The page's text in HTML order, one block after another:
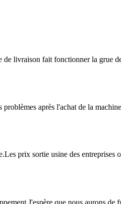
livraison fait fonctionner la grue
après l'achat de la
prix sortie usine des entreprises
que nous aurons de